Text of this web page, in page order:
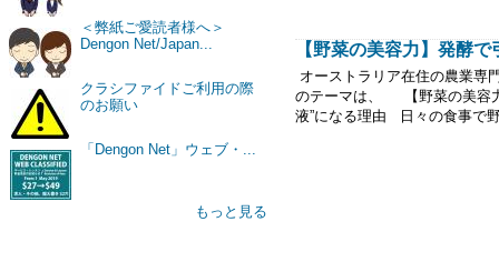
＜弊紙ご愛読者様へ＞
Dengon Net/Japan...
クラシファイドご利用の際
のお願い
「Dengon Net」ウェブ・...
もっと見る
【野菜の美容力】発酵
オーストラリア在住の農業
のテーマは、 【野菜の美容
液”になる理由 日々の食事で